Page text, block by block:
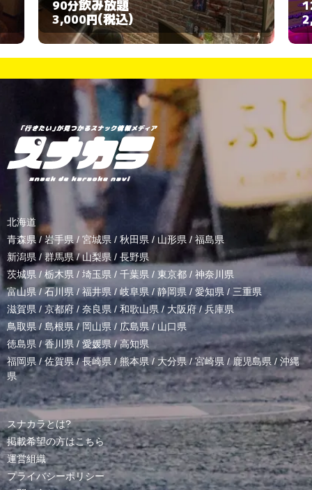
120分飲み放題
2,500円(税込)
北海道
青森県 / 岩手県/ 宮城県 / 秋田県 / 山形県/ 福島県
新潟県 /群馬県/山梨県 / 長野県
茨城県 / 栃木県 / 埼玉県 / 千葉県 / 東京都 / 神奈川県
富山県 /石川県/福井県/岐阜県 / 静岡県 / 愛知県 / 三重県
滋賀県 / 京都府 / 奈良県 / 和歌山県/ 大阪府 /兵庫県
鳥取県/ 島根県 /岡山県/ 広島県 / 山口県
徳島県 /香川県 / 愛媛県/高知県
福岡県/佐賀県/長崎県 /熊本県/ 大分県/宮崎県 /鹿児島県 / 沖縄
県
スナカラとは?
掲載希望の方はこちら
運営組織
プライバシーポリシー